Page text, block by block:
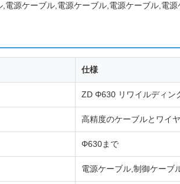
源ケーブル,電源ケーブル,電源ケーブル,電
仕様
ZD Φ630 リワイルディン
高精度のケーブルとワイ
Φ630まで
電源ケーブル,制御ケーブ